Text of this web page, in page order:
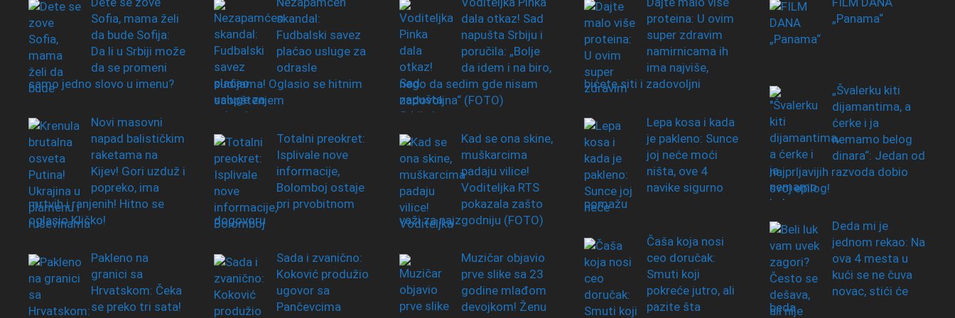
Sofia, mama želi
da bude Sofija:
Da li u Srbiji može
da se promeni
samo jedno slovo u imenu?
Novi masovni
napad balističkim
raketama na
Kijev! Gori uzduž i
popreko, ima
mrtvih i ranjenih! Hitno se
oglasio Kličko!
Pakleno na
granici sa
Hrvatskom: Čeka
se preko tri sata!
skandal:
Fudbalski savez
plaćao usluge za
odrasle
sudijama! Oglasio se hitnim
saopštenjem
Totalni preokret:
Isplivale nove
informacije,
Bolomboj ostaje
pri prvobitnom
dogovoru
Sada i zvanično:
Koković produžio
ugovor sa
Pančevcima
dala otkaz! Sad
napušta Srbiju i
poručila: „Bolje
da idem i na biro,
nego da sedim gde nisam
zadovoljna“ (FOTO)
Kad se ona skine,
muškarcima
padaju vilice!
Voditeljka RTS
pokazala zašto
važi za najzgodniju (FOTO)
Muzičar objavio
prve slike sa 23
godine mlađom
devojkom! Ženu
proteina: U ovim
super zdravim
namirnicama ih
ima najviše,
bićete siti i zadovoljni
Lepa kosa i kada
je pakleno: Sunce
joj neće moći
ništa, ove 4
navike sigurno
pomažu
Čaša koja nosi
ceo doručak:
Smuti koji
pokreće jutro, ali
pazite šta
„Panama“
„Švalerku kiti
dijamantima, a
ćerke i ja
nemamo belog
dinara“: Jedan od
najprljavijih razvoda dobio
svoj epilog!
Deda mi je
jednom rekao: Na
ova 4 mesta u
kući se ne čuva
novac, stići će
beda